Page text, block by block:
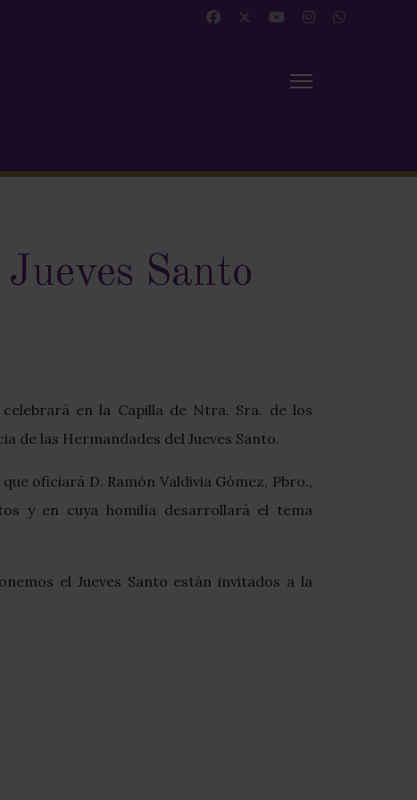
Santo
en la Capilla de Ntra. Sra. de los
de las Hermandades del Jueves Santo.
oficiará D. Ramón Valdivia Gómez, Pbro.,
y en cuya homilía desarrollará el tema
el Jueves Santo están invitados a la